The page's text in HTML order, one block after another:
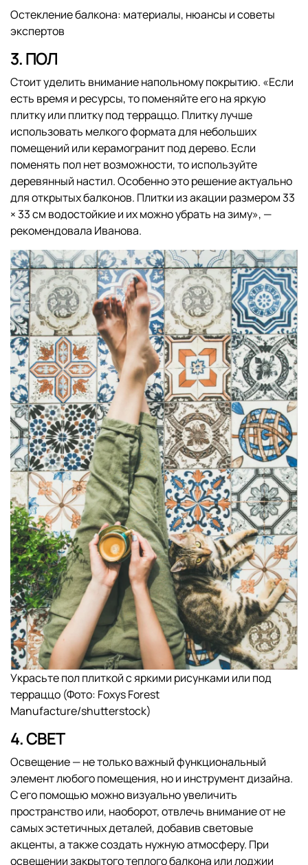
Остекление балкона: материалы, нюансы и советы
экспертов
3. ПОЛ
Стоит уделить внимание напольному покрытию. «Если
есть время и ресурсы, то поменяйте его на яркую
плитку или плитку под терраццо. Плитку лучше
использовать мелкого формата для небольших
помещений или керамогранит под дерево. Если
поменять пол нет возможности, то используйте
деревянный настил. Особенно это решение актуально
для открытых балконов. Плитки из акации размером 33
× 33 см водостойкие и их можно убрать на зиму», —
рекомендовала Иванова.
Украсьте пол плиткой с яркими рисунками или под
терраццо (Фото: Foxys Forest
Manufacture/shutterstock)
4. СВЕТ
Освещение — не только важный функциональный
элемент любого помещения, но и инструмент дизайна.
С его помощью можно визуально увеличить
пространство или, наоборот, отвлечь внимание от не
самых эстетичных деталей, добавив световые
акценты, а также создать нужную атмосферу. При
освещении закрытого теплого балкона или лоджии